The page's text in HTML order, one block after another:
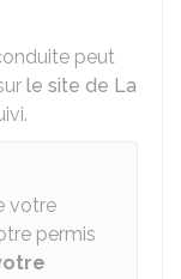
peut
le site de La
votre
permis